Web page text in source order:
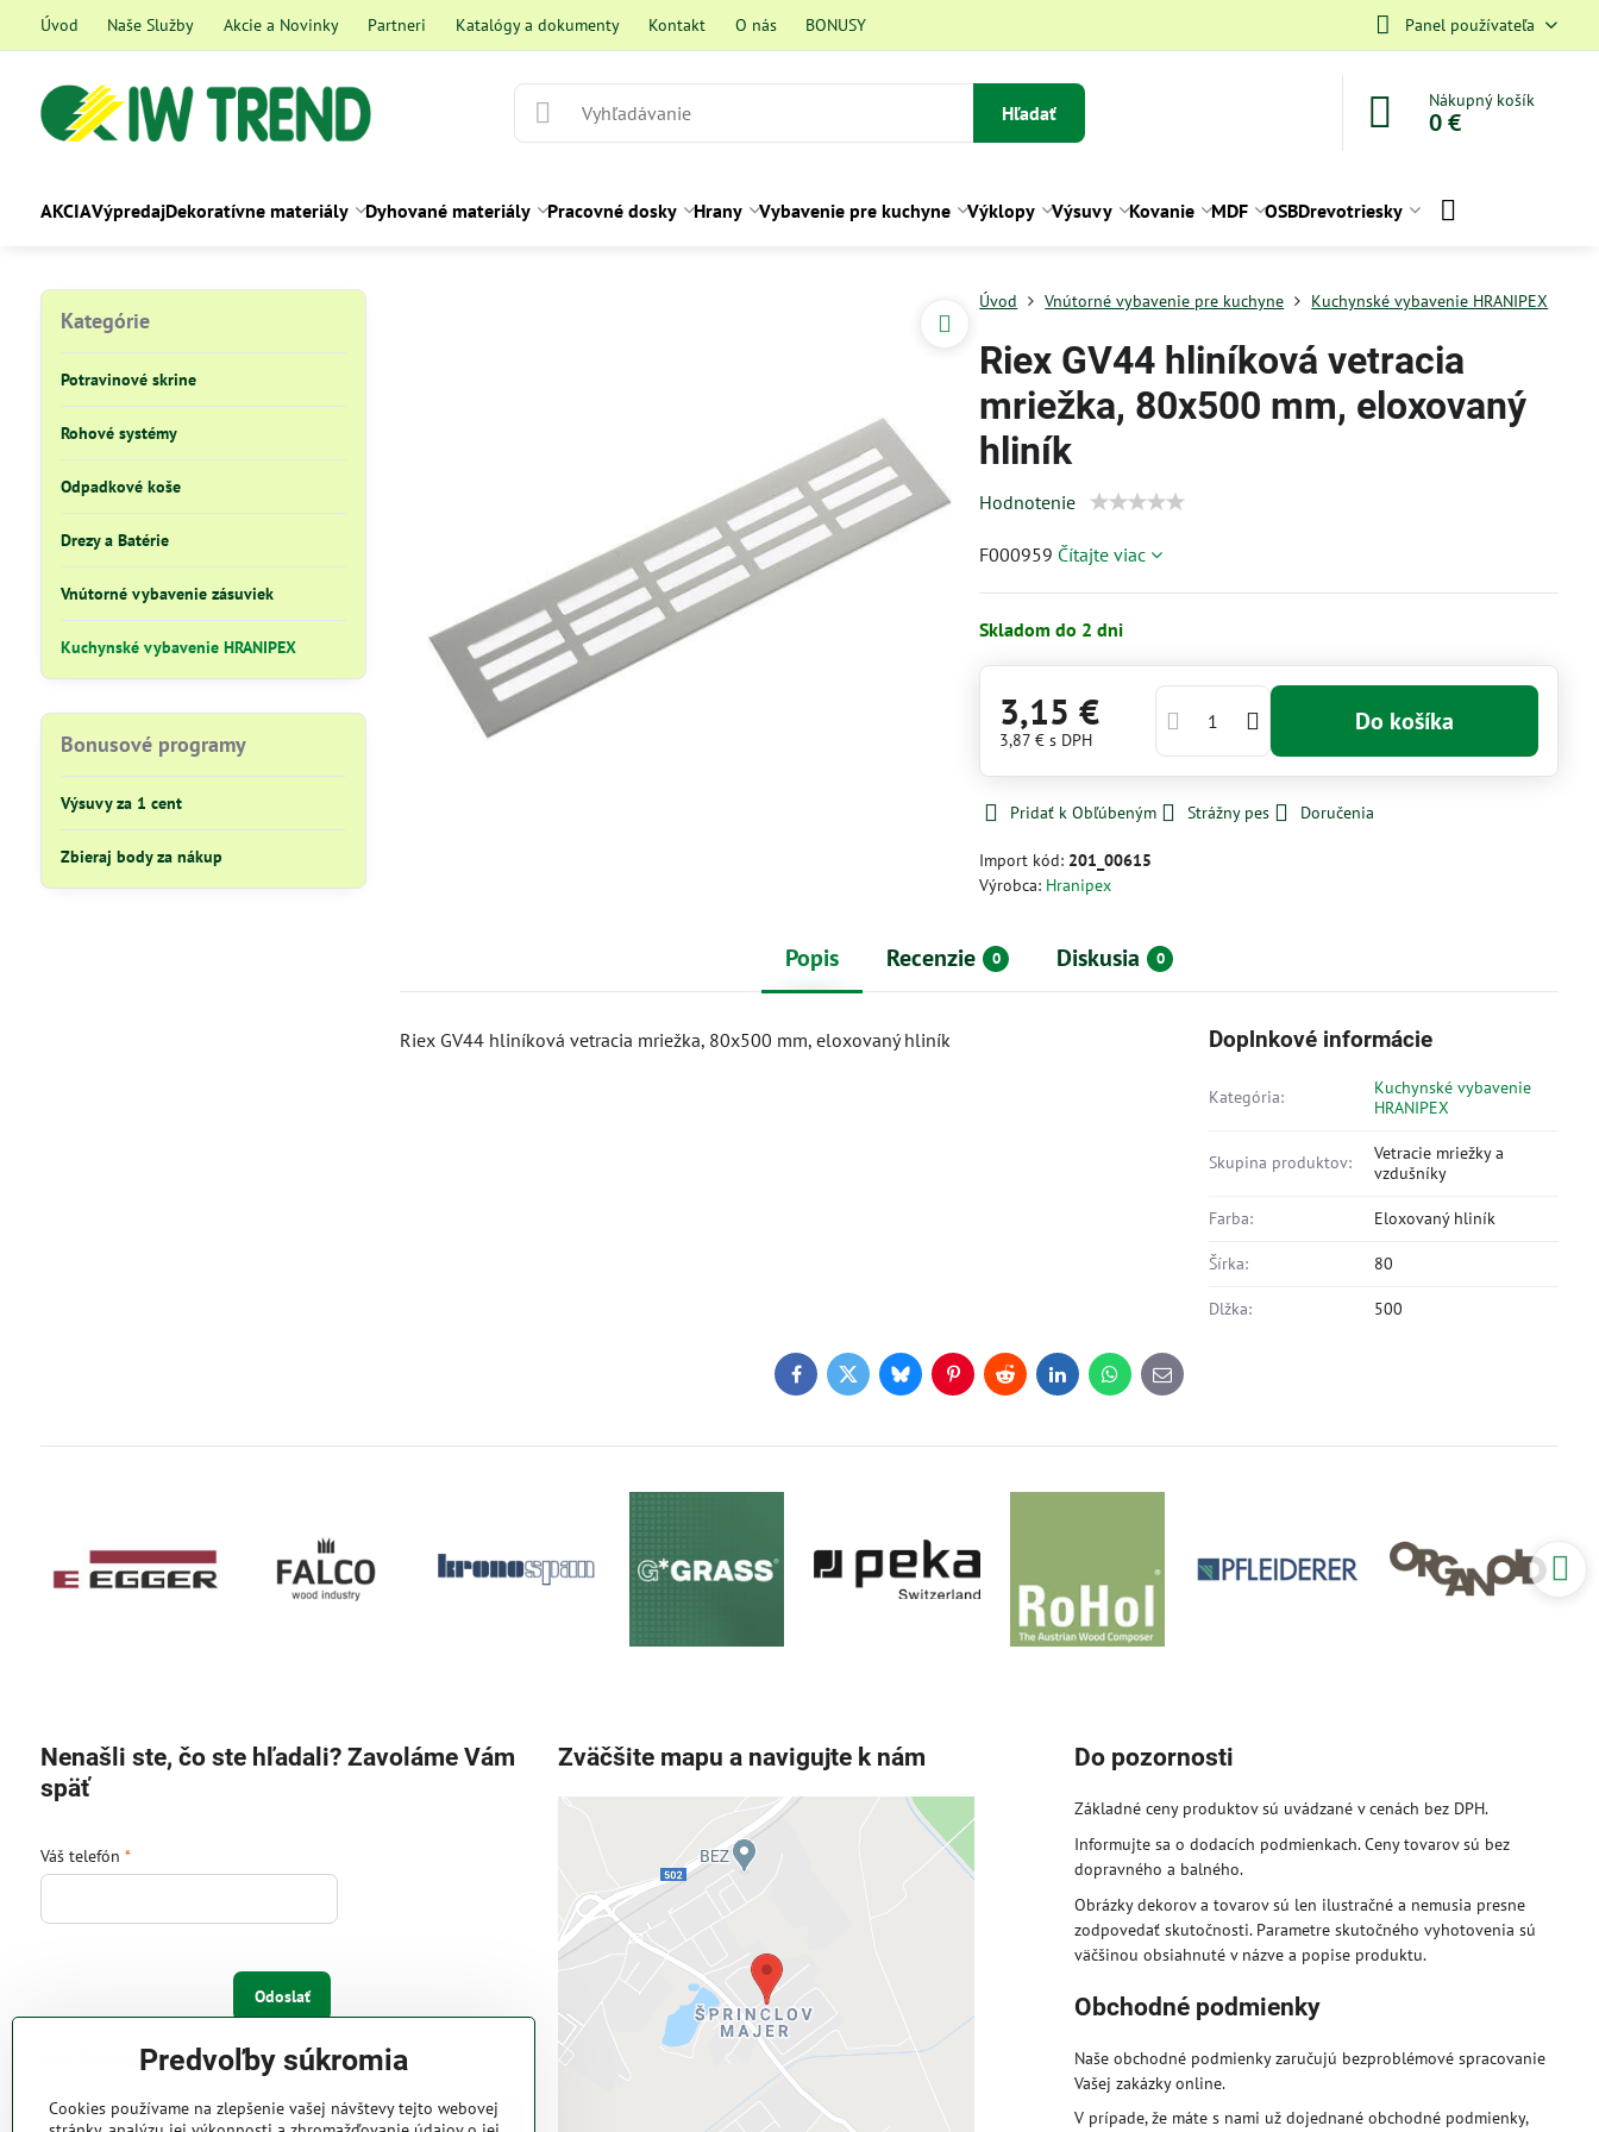
Úvod Naše Služby Akcie a Novinky Partneri Katalógy a dokumenty Kontakt O nás BONUSY Panel používateľa
Hľadať
Nákupný košík
0 €
AKCIAVýpredajDekoratívne materiály Dyhované materiály Pracovné dosky Hrany Vybavenie pre kuchyne Výklopy Výsuvy Kovanie MDF OSBDrevotriesky
Úvod Vnútorné vybavenie pre kuchyne Kuchynské vybavenie HRANIPEX
Riex GV44 hliníková vetracia
mriežka, 80x500 mm, eloxovaný
hliník
Hodnotenie
F000959 Čítajte viac
Skladom do 2 dni
3,15 €
3,87 €s DPH
Do košíka
Pridať k Obľúbeným Strážny pes Doručenia
Import kód: 201_00615
Výrobca: Hranipex
Popis Recenzie 0 Diskusia 0
Riex GV44 hliníková vetracia mriežka, 80x500 mm, eloxovaný hliník Doplnkové informácie
Kategória:
Kuchynské vybavenie
HRANIPEX
Skupina produktov:
Vetracie mriežky a
vzdušníky
Farba: Eloxovaný hliník
Šírka: 80
Dlžka: 500
FacebookTwitterBlueskyPinterestRedditLinkedInWhatsApp
E-
mail
Kategórie
Potravinové skrine
Rohové systémy
Odpadkové koše
Drezy a Batérie
Vnútorné vybavenie zásuviek
Kuchynské vybavenie HRANIPEX
Bonusové programy
Výsuvy za 1 cent
Zbieraj body za nákup
Nenašli ste, čo ste hľadali? Zavoláme Vám
späť
Váš telefón *
Odoslať
IW Trend s.r.o.
Pri Majeri 6
Zväčšite mapu a navigujte k nám
Externý obsah je blokovaný
Prajete si načítať externý obsah?
Povoliť tentokrát
Povoliť a zapamätať - súhlas s druhom
cookie: Funkčné
Do pozornosti
Základné ceny produktov sú uvádzané v cenách bez DPH.
Informujte sa o dodacích podmienkach. Ceny tovarov sú bez
dopravného a balného.
Obrázky dekorov a tovarov sú len ilustračné a nemusia presne
zodpovedať skutočnosti. Parametre skutočného vyhotovenia sú
väčšinou obsiahnuté v názve a popise produktu.
Obchodné podmienky
Naše obchodné podmienky zaručujú bezproblémové spracovanie
Vašej zakázky online.
V prípade, že máte s nami už dojednané obchodné podmienky,
Predvoľby súkromia
Cookies používame na zlepšenie vašej návštevy tejto webovej